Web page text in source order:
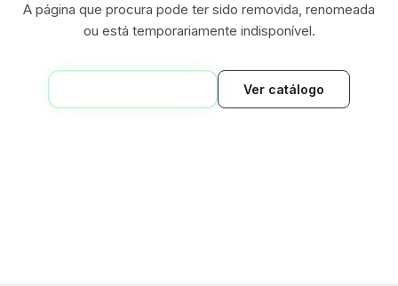
A página que procura pode ter sido removida, renomeada
ou está temporariamente indisponível.
Ver catálogo